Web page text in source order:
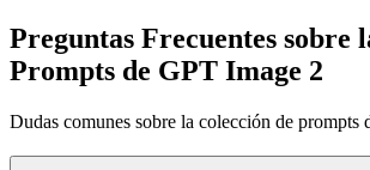
Preguntas Frecuentes sobre
Prompts de GPT Image 2
Dudas comunes sobre la colección de prompts